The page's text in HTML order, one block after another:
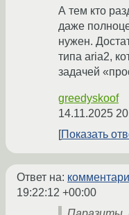
А тем кто
даже
нужен.
типа aria2,
задачей
greedyskoof
14.11.2025
Показать
Ответ на:
19:22:12 +00:00